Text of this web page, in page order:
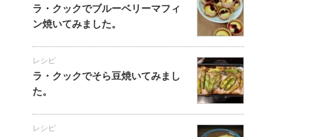
ラ・クックでブルーベリーマフィ
ン焼いてみました。
レシピ
ラ・クックでそら豆焼いてみまし
た。
レシピ